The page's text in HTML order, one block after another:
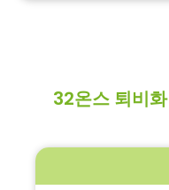
32온스 퇴비